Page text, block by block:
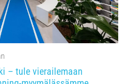
– tule vierailemaan